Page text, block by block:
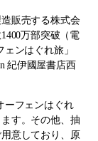
販売する株式会
万部突破（電
ンはぐれ旅」
紀伊國屋書店西
ーフェンはぐれ
す。その他、抽
意しており、原